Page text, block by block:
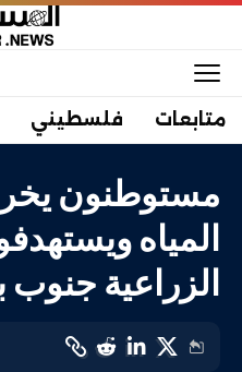
متابعات فلسطيني
مستوطنون
المياه
الزراعية